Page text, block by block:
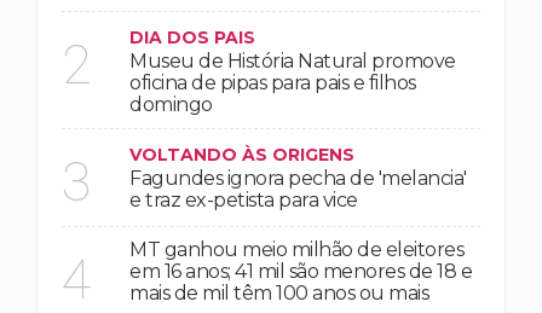
2 DIA DOS PAIS
Museu de História Natural promove
oficina de pipas para pais e filhos
domingo
3 VOLTANDO ÀS ORIGENS
Fagundes ignora pecha de 'melancia'
e traz ex-petista para vice
4
MT ganhou meio milhão de eleitores
em 16 anos; 41 mil são menores de 18 e
mais de mil têm 100 anos ou mais